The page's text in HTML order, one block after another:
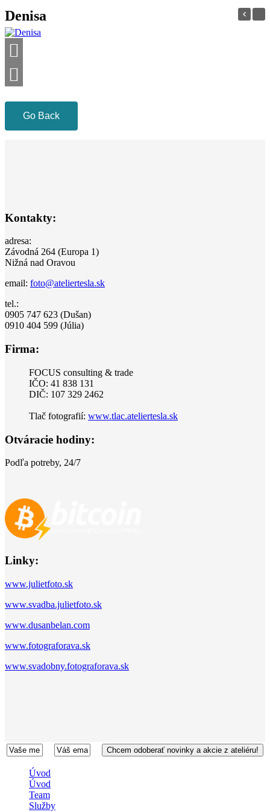
Denisa
Go Back
Kontakty:
adresa:
Závodná 264 (Europa 1)
Nižná nad Oravou
email: foto@ateliertesla.sk
tel.:
0905 747 623 (Dušan)
0910 404 599 (Júlia)
Firma:
FOCUS consulting & trade
IČO: 41 838 131
DIČ: 107 329 2462
Tlač fotografií: www.tlac.ateliertesla.sk
Otváracie hodiny:
Podľa potreby, 24/7
Linky:
www.julietfoto.sk
www.svadba.julietfoto.sk
www.dusanbelan.com
www.fotograforava.sk
www.svadobny.fotograforava.sk
Úvod
Úvod
Team
Služby